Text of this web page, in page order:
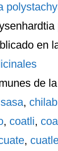
en
de
,
, coatli,
,